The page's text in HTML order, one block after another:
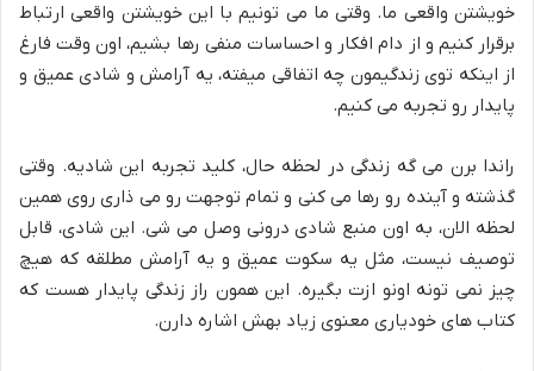
خویشتن واقعی ما. وقتی ما می تونیم با این خویشتن واقعی ارتباط
برقرار کنیم و از دام افکار و احساسات منفی رها بشیم، اون وقت فارغ
از اینکه توی زندگیمون چه اتفاقی میفته، یه آرامش و شادی عمیق و
پایدار رو تجربه می کنیم.
راندا برن می گه زندگی در لحظه حال، کلید تجربه این شادیه. وقتی
گذشته و آینده رو رها می کنی و تمام توجهت رو می ذاری روی همین
لحظه الان، به اون منبع شادی درونی وصل می شی. این شادی، قابل
توصیف نیست، مثل یه سکوت عمیق و یه آرامش مطلقه که هیچ
چیز نمی تونه اونو ازت بگیره. این همون راز زندگی پایدار هست که
کتاب های خودیاری معنوی زیاد بهش اشاره دارن.